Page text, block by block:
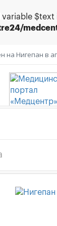
variable $text
на Нигепан в